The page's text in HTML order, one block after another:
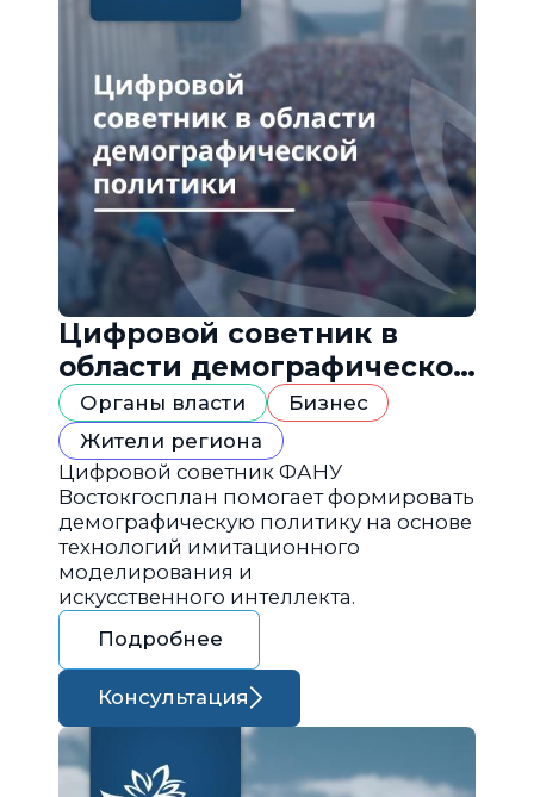
Цифровой советник в
области демографической
политики
Органы власти
Бизнес
Жители региона
Цифровой советник ФАНУ
Востокгосплан помогает формировать
демографическую политику на основе
технологий имитационного
моделирования и
искусственного интеллекта.
Подробнее
Консультация